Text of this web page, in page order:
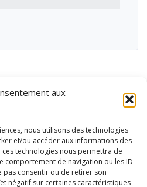
aux
nous utilisons des technologies
et/ou accéder aux informations des
technologies nous permettra de
comportement de navigation ou les ID
pas consentir ou de retirer son
négatif sur certaines caractéristiques